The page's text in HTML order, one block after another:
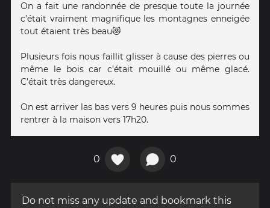
On a fait une randonnée de presque toute la journée
c’était vraiment magnifique les montagnes enneigée
tout étaient très beau😻
Plusieurs fois nous faillit glisser à cause des pierres ou
même le bois car c’était mouillé ou même glacé.
C’était très dangereux.
On est arriver las bas vers 9 heures puis nous sommes
rentrer à la maison vers 17h20.
0 0
Do not miss any update and bookmark this